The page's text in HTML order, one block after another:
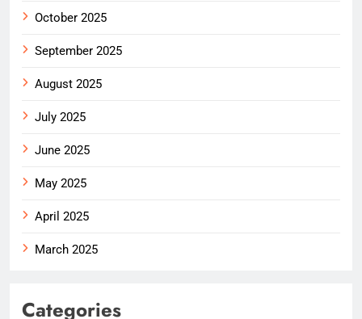
October 2025
September 2025
August 2025
July 2025
June 2025
May 2025
April 2025
March 2025
Categories